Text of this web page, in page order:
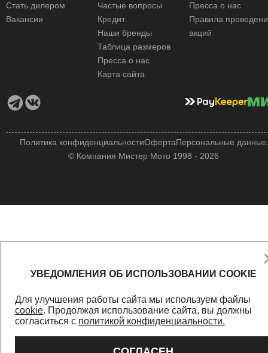
Стать дилером
Вакансии
Частые вопросы
Кредит
Наши бренды
Таблица размеров
Пресса о нас
Карта сайта
Пресса о нас
Правила
акций
© Компания Мистер Мото 1998 - 2026
Политика конфиденциальностиОфертаПерсональные данные
УВЕДОМЛЕНИЯ ОБ ИСПОЛЬЗОВАНИИ COOKIE
Для улучшения работы сайта мы используем файлы
cookie. Продолжая использование сайта, вы должны
согласиться с политикой конфиденциальности.